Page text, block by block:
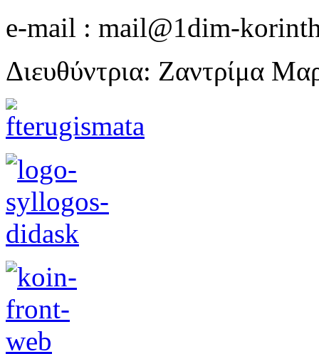
e-mail : mail@1dim-
Διευθύντρια: Ζαντρίμα